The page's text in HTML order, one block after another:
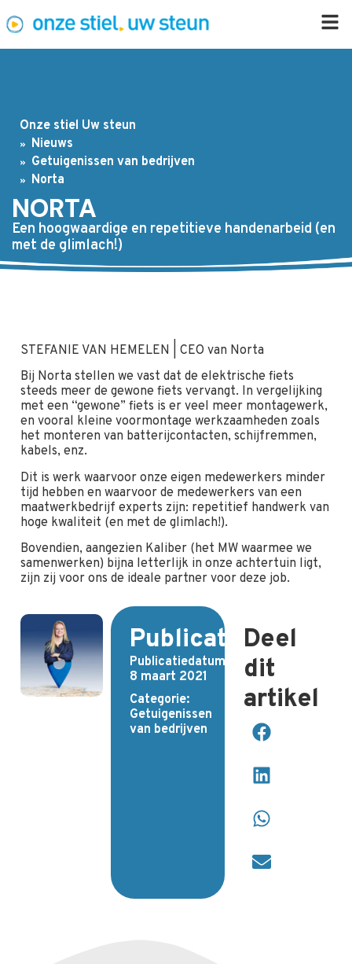
Onze stiel Uw steun
Nieuws
Getuigenissen van bedrijven
Norta
NORTA
Een hoogwaardige en repetitieve handenarbeid (en
met de glimlach!)
STEFANIE VAN HEMELEN | CEO van Norta
Bij Norta stellen we vast dat de elektrische fiets
steeds meer de gewone fiets vervangt. In vergelijking
met een “gewone” fiets is er veel meer montagewerk,
en vooral kleine voormontage werkzaamheden zoals
het monteren van batterijcontacten, schijfremmen,
kabels, enz.
Dit is werk waarvoor onze eigen medewerkers minder
tijd hebben en waarvoor de medewerkers van een
maatwerkbedrijf experts zijn: repetitief handwerk van
hoge kwaliteit (en met de glimlach!).
Bovendien, aangezien Kaliber (het MW waarmee we
samenwerken) bijna letterlijk in onze achtertuin ligt,
zijn zij voor ons de ideale partner voor deze job.
Publicatiedetails
Publicatiedatum:
8 maart 2021
Categorie:
Getuigenissen
van bedrijven
Deel
dit
artikel